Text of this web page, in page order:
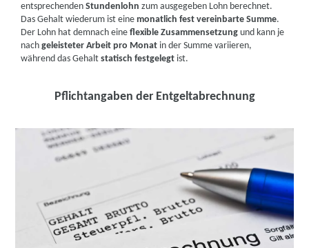
entsprechendenStundenlohn zum ausgegeben Lohn berechnet.
Das Gehalt wiederum ist einemonatlich fest vereinbarte Summe.
Der Lohn hat demnach eineflexible Zusammensetzung und kann je
nachgeleisteter Arbeit pro Monat in der Summe variieren,
während das Gehaltstatisch festgelegt ist.
Pflichtangaben der Entgeltabrechnung